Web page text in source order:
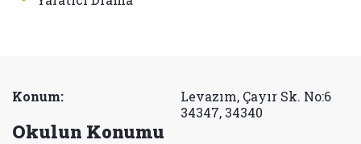
Konum:
Levazım, Çayır Sk. No:6
34347, 34340
Okulun Konumu